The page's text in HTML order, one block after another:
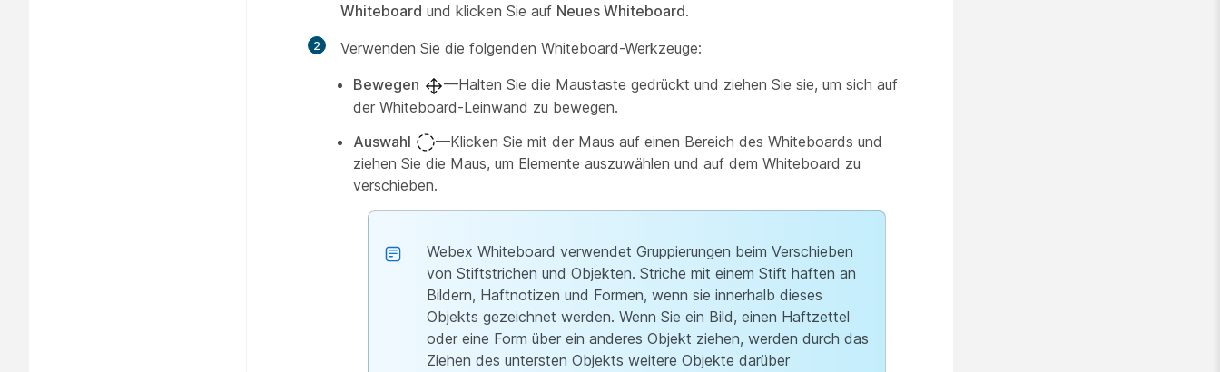
Whiteboard und klicken Sie auf Neues Whiteboard.
2
Verwenden Sie die folgenden Whiteboard-Werkzeuge:
Bewegen
—Halten Sie die Maustaste gedrückt und ziehen Sie sie, um sich auf
der Whiteboard-Leinwand zu bewegen.
Auswahl
—Klicken Sie mit der Maus auf einen Bereich des Whiteboards und
ziehen Sie die Maus, um Elemente auszuwählen und auf dem Whiteboard zu
verschieben.
Webex Whiteboard verwendet Gruppierungen beim Verschieben
von Stiftstrichen und Objekten. Striche mit einem Stift haften an
Bildern, Haftnotizen und Formen, wenn sie innerhalb dieses
Objekts gezeichnet werden. Wenn Sie ein Bild, einen Haftzettel
oder eine Form über ein anderes Objekt ziehen, werden durch das
Ziehen des untersten Objekts weitere Objekte darüber